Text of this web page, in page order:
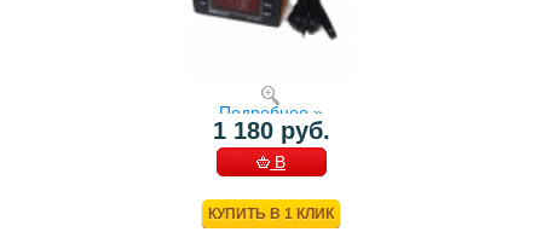
Подробнее »
1 180 руб.
В
КУПИТЬ В 1 КЛИК